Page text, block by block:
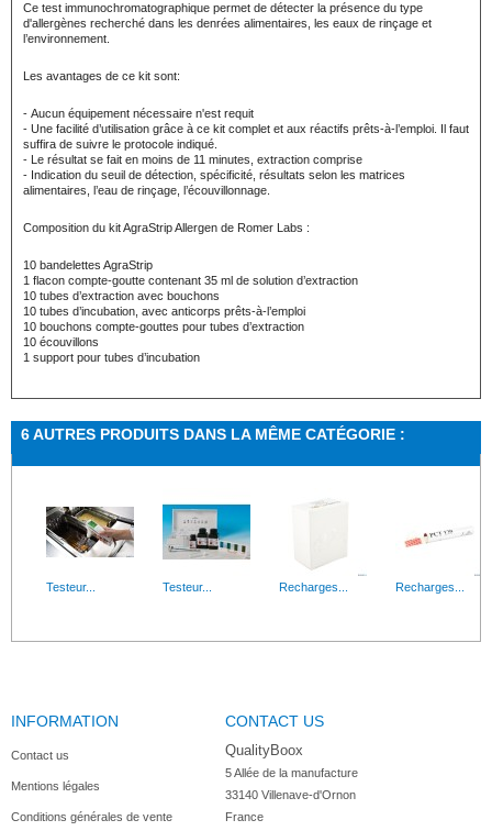
Ce test immunochromatographique permet de détecter la présence du type
d'allergènes recherché dans les denrées alimentaires, les eaux de rinçage et
l’environnement.
Les avantages de ce kit sont:
- Aucun équipement nécessaire n'est requit
- Une facilité d’utilisation grâce à ce kit complet et aux réactifs prêts-à-l’emploi. Il faut
suffira de suivre le protocole indiqué.
- Le résultat se fait en moins de 11 minutes, extraction comprise
- Indication du seuil de détection, spécificité, résultats selon les matrices
alimentaires, l’eau de rinçage, l’écouvillonnage.
Composition du kit AgraStrip Allergen de Romer Labs :
10 bandelettes AgraStrip
1 flacon compte-goutte contenant 35 ml de solution d’extraction
10 tubes d’extraction avec bouchons
10 tubes d’incubation, avec anticorps prêts-à-l’emploi
10 bouchons compte-gouttes pour tubes d’extraction
10 écouvillons
1 support pour tubes d’incubation
6 AUTRES PRODUITS DANS LA MÊME CATÉGORIE :
Testeur... Testeur... Recharges... Recharges...
INFORMATION
Contact us
Mentions légales
Conditions générales de vente
CONTACT US
QualityBoox
5 Allée de la manufacture
33140 Villenave-d'Ornon
France